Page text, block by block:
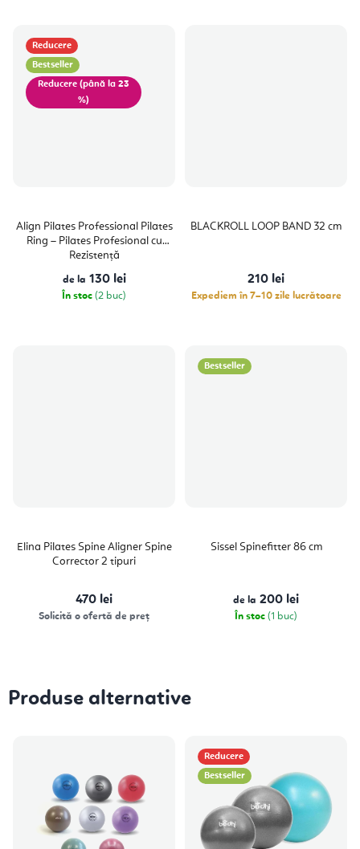
Reducere
Bestseller
(până la 23
%)
Align Pilates Professional Pilates
Ring – Pilates Profesional cu
Rezistență
de la 130 lei
În stoc (2 buc)
BLACKROLL LOOP BAND 32 cm
210 lei
Expediem în 7–10 zile lucrătoare
Elina Pilates Spine Aligner Spine
Corrector 2 tipuri
470 lei
Solicită o ofertă de preț
Bestseller
Sissel Spinefitter 86 cm
de la 200 lei
În stoc (1 buc)
Produse alternative
Reducere
Bestseller